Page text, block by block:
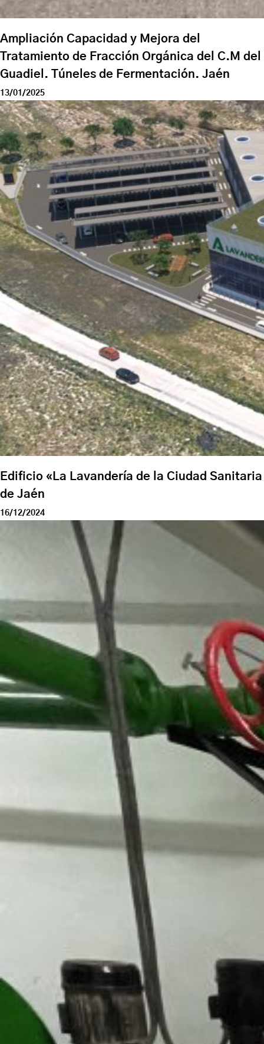
Ampliación Capacidad y Mejora del
Tratamiento de Fracción Orgánica del C.M del
Guadiel. Túneles de Fermentación. Jaén
13/01/2025
Edificio «La Lavandería de la Ciudad Sanitaria
de Jaén
16/12/2024